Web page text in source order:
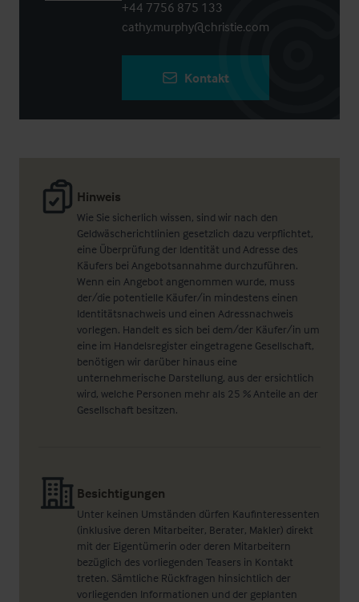
Hinweis
Wie Sie sicherlich wissen, sind wir nach den
Geldwäscherichtlinien gesetzlich dazu verpflichtet,
eine Überprüfung der Identität und Adresse des
Käufers bei Angebotsannahme durchzuführen.
Wenn ein Angebot angenommen wurde, muss
der/die potentielle Käufer/in mindestens einen
Identitätsnachweis und einen Adressnachweis
vorlegen. Handelt es sich bei dem/der Käufer/in um
eine im Handelsregister eingetragene Gesellschaft,
benötigen wir darüber hinaus eine
unternehmerische Darstellung, aus der ersichtlich
wird, welche Personen mehr als 25 % Anteile an der
Gesellschaft besitzen.
Besichtigungen
Unter keinen Umständen dürfen Kaufinteressenten
(inklusive deren Mitarbeiter, Berater, Makler) direkt
mit der Eigentümerin oder deren Mitarbeitern
bezüglich des vorliegenden Teasers in Kontakt
treten. Sämtliche Rückfragen hinsichtlich der
vorliegenden Informationen und der geplanten
+44 7756 875 133
cathy.murphy@christie.com
Kontakt